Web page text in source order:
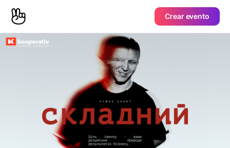
Crear evento